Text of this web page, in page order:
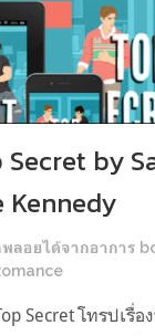
by
Kennedy
ลอยได้จากอาการ
Secret โทรปเรื่